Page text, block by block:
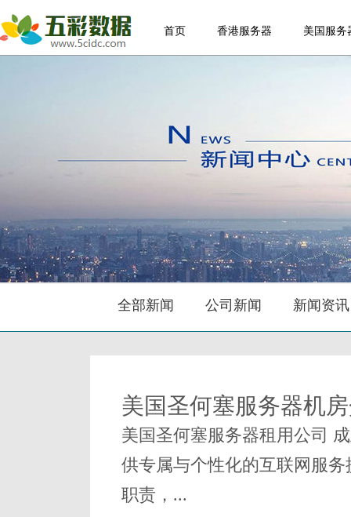
首页 香港服务器 美国服务
全部新闻 公司新闻 新闻资讯
美国圣何塞服务器机
美国圣何塞服务器租用公司
供专属与个性化的互联网服
职责，...